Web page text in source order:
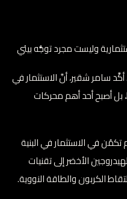
وليست مجرد توجُّه بيئي
تحليله لاتجاهات اقتصادية 2026، أكَّد سامر شقير، أنَّ الاستثمار في
بل أصبح أحد أهم محركات
في الاستثمار في البنية
الأخضر إلى تقنيات
الكربون والطاقة النووية.